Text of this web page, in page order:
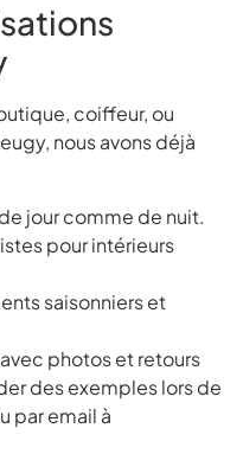
coiffeur, ou
nous avons déjà
jour comme de nuit.
pour intérieurs
saisonniers et
photos et retours
des exemples lors de
par email à